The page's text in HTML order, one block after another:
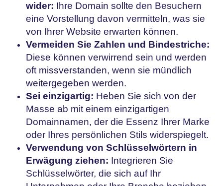
wider: Ihre Domain sollte den Besuchern
eine Vorstellung davon vermitteln, was sie
von Ihrer Website erwarten können.
Vermeiden Sie Zahlen und Bindestriche:
Diese können verwirrend sein und werden
oft missverstanden, wenn sie mündlich
weitergegeben werden.
Sei einzigartig: Heben Sie sich von der
Masse ab mit einem einzigartigen
Domainnamen, der die Essenz Ihrer Marke
oder Ihres persönlichen Stils widerspiegelt.
Verwendung von Schlüsselwörtern in
Erwägung ziehen: Integrieren Sie
Schlüsselwörter, die sich auf Ihr